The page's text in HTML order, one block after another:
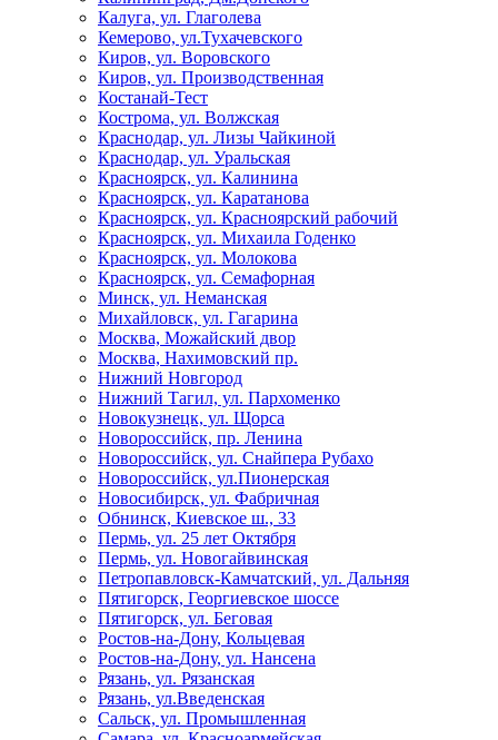
Калуга, ул. Глаголева
Кемерово, ул.Тухачевского
Киров, ул. Воровского
Киров, ул. Производственная
Костанай-Тест
Кострома, ул. Волжская
Краснодар, ул. Лизы Чайкиной
Краснодар, ул. Уральская
Красноярск, ул. Калинина
Красноярск, ул. Каратанова
Красноярск, ул. Красноярский рабочий
Красноярск, ул. Михаила Годенко
Красноярск, ул. Молокова
Красноярск, ул. Семафорная
Минск, ул. Неманская
Михайловск, ул. Гагарина
Москва, Можайский двор
Москва, Нахимовский пр.
Нижний Новгород
Нижний Тагил, ул. Пархоменко
Новокузнецк, ул. Щорса
Новороссийск, пр. Ленина
Новороссийск, ул. Снайпера Рубахо
Новороссийск, ул.Пионерская
Новосибирск, ул. Фабричная
Обнинск, Киевское ш., 33
Пермь, ул. 25 лет Октября
Пермь, ул. Новогайвинская
Петропавловск-Камчатский, ул. Дальняя
Пятигорск, Георгиевское шоссе
Пятигорск, ул. Беговая
Ростов-на-Дону, Кольцевая
Ростов-на-Дону, ул. Нансена
Рязань, ул. Рязанская
Рязань, ул.Введенская
Сальск, ул. Промышленная